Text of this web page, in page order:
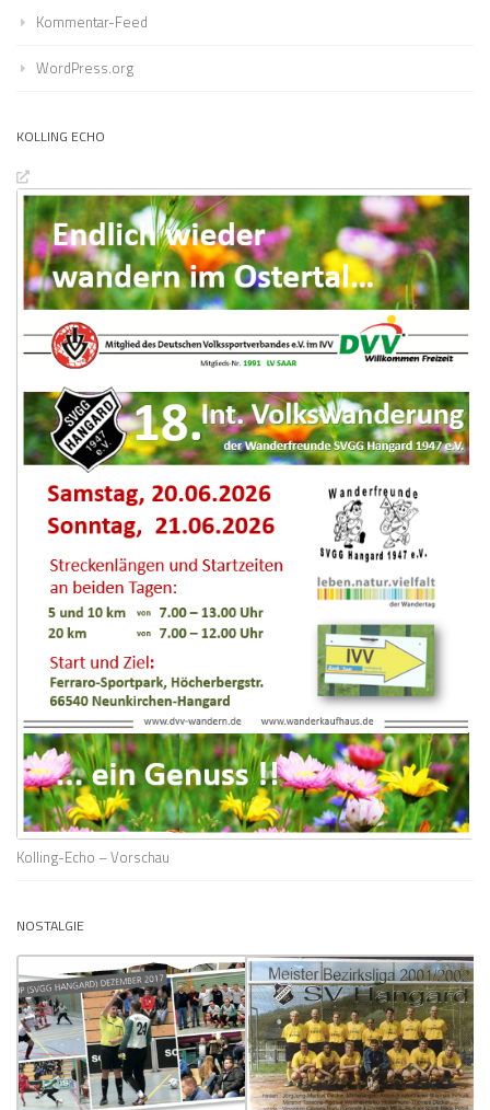
Kommentar-Feed
WordPress.org
KOLLING ECHO
Kolling-Echo – Vorschau
NOSTALGIE